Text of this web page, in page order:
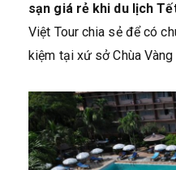
sạn giá rẻ khi du lịch
Việt Tour chia sẻ để có
kiệm tại xứ sở Chùa Vàng